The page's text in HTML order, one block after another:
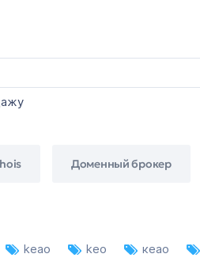
Доменный брокер
keao keo кеао